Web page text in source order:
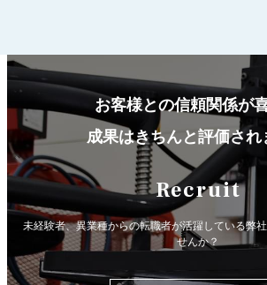
お客様との信頼関係が
成果はきちんと評価され
Recruit
未経験者、異業種からの転職者が活躍している弊社
せんか？